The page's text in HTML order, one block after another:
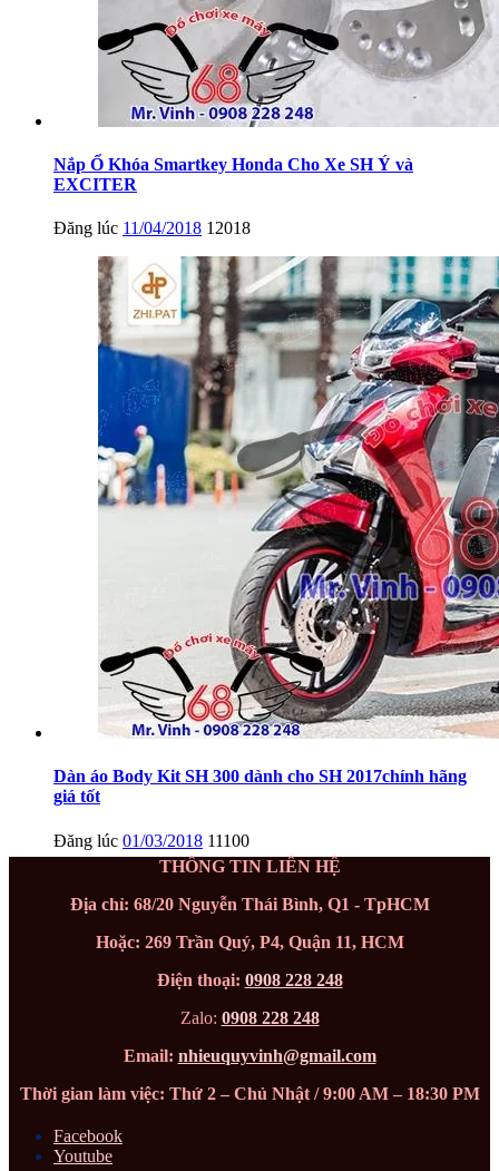
Nắp Ổ Khóa Smartkey Honda Cho Xe SH Ý và
EXCITER
Đăng lúc 11/04/2018 12018
Dàn áo Body Kit SH 300 dành cho SH 2017chính hãng
giá tốt
Đăng lúc 01/03/2018 11100
THÔNG TIN LIÊN HỆ
Địa chỉ: 68/20 Nguyễn Thái Bình, Q1 - TpHCM
Hoặc: 269 Trần Quý, P4, Quận 11, HCM
Điện thoại: 0908 228 248
Zalo: 0908 228 248
Email: nhieuquyvinh@gmail.com
Thời gian làm việc: Thứ 2 – Chủ Nhật / 9:00 AM – 18:30 PM
Facebook
Youtube